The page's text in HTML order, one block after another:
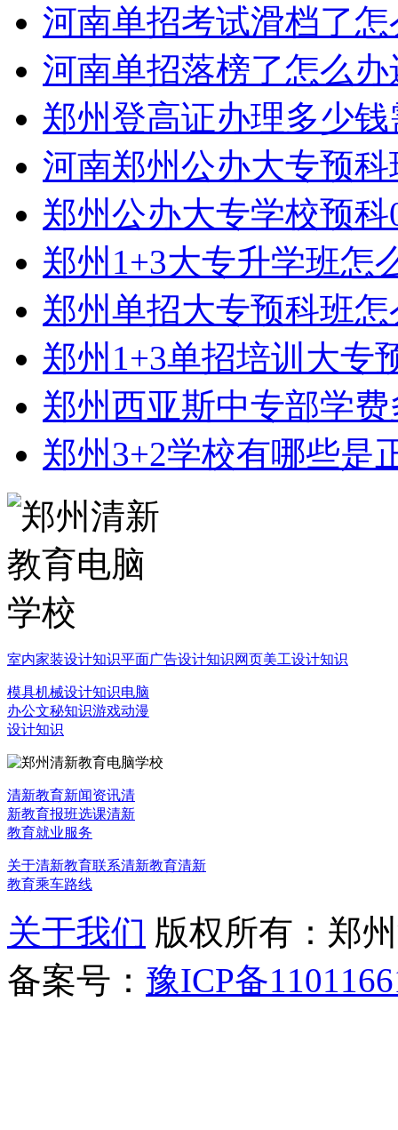
河南单招考试滑档了
河南单招落榜了怎么
郑州登高证办理多少
河南郑州公办大专预
郑州公办大专学校预
郑州1+3大专升学班怎
郑州单招大专预科班
郑州1+3单招培训大专
郑州西亚斯中专部学
郑州3+2学校有哪些是
室内家装设计知识平面广告设计知识网页美工设计知识
模具机械设计知识电脑
办公文秘知识游戏动漫
设计知识
清新教育新闻资讯清
新教育报班选课清新
教育就业服务
关于清新教育联系清新教育清新
教育乘车路线
关于我们 版权所有：郑
备案号： 豫ICP备